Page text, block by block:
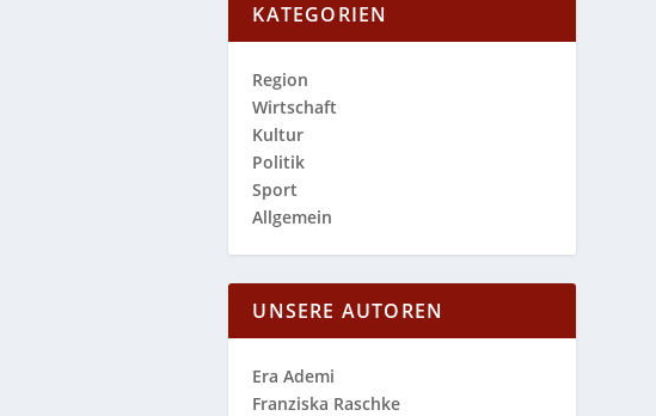
KATEGORIEN
Region
Wirtschaft
Kultur
Politik
Sport
Allgemein
UNSERE AUTOREN
Era Ademi
Franziska Raschke